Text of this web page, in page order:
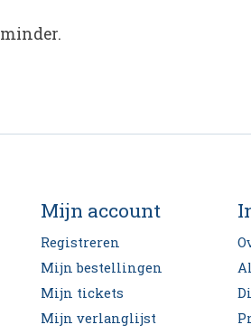
Mijn account
Registreren
Mijn bestellingen
Mijn tickets
Mijn verlanglijst